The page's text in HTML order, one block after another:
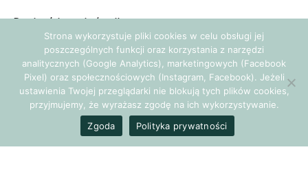
„Dopi….lcie sąsiadowi!
Dla siebie o nic nie wnoszę,
Tylko mu dosrajcie proszę.”
Strona wykorzystuje pliki cookies w celu obsługi jej
poszczególnych funkcji oraz korzystania z narzędzi
analitycznych (Google Analytics), marketingowych (Facebook
Pixel) oraz społecznościowych (Instagram, Facebook). Jeżeli
ustawienia Twojej przeglądarki nie blokują tych plików cookies,
przyjmujemy, że wyrażasz zgodę na ich wykorzystywanie.
Zgoda
Polityka prywatności